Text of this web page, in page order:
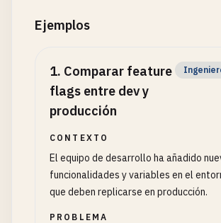
Ejemplos
1. Comparar feature
flags entre dev y
producción
CONTEXTO
El equipo de desarrollo ha añadido
funcionalidades y variables en el
que deben replicarse en producción.
PROBLEMA